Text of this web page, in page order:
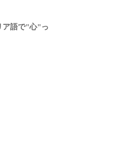
ア語で"心"っ